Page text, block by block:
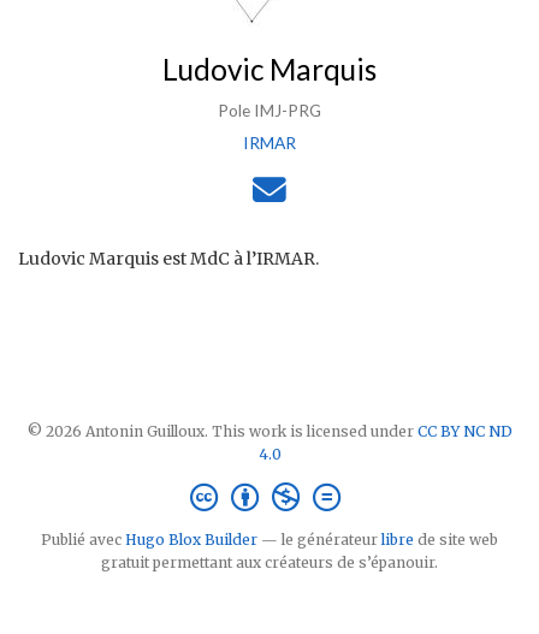
Ludovic Marquis
Pole IMJ-PRG
IRMAR
Ludovic Marquis est MdC à l’IRMAR.
© 2026 Antonin Guilloux. This work is licensed under CC BY NC ND
4.0
Publié avec Hugo Blox Builder — le générateurlibre de site web
gratuit permettant aux créateurs de s’épanouir.